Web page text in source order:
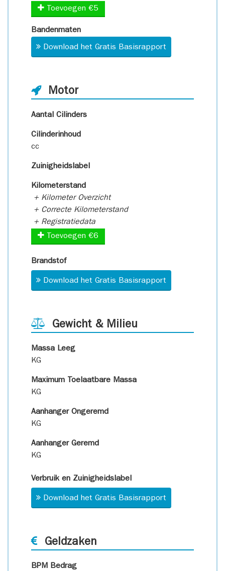
Toevoegen €5
Bandenmaten
Download het Gratis Basisrapport
Motor
Aantal Cilinders
Cilinderinhoud
cc
Zuinigheidslabel
Kilometerstand
+ Kilometer Overzicht
+ Correcte Kilometerstand
+ Registratiedata
Toevoegen €6
Brandstof
Download het Gratis Basisrapport
Gewicht & Milieu
Massa Leeg
KG
Maximum Toelaatbare Massa
KG
Aanhanger Ongeremd
KG
Aanhanger Geremd
KG
Verbruik en Zuinigheidslabel
Download het Gratis Basisrapport
Geldzaken
BPM Bedrag